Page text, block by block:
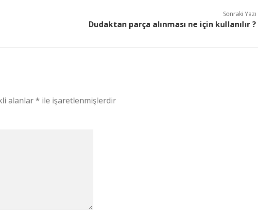
Sonraki Yazı
Dudaktan parça alınması ne için kullanılır ?
alanlar* ile işaretlenmişlerdir